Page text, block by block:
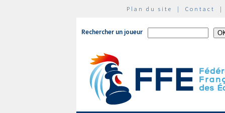
Plan du site | Contact |
Rechercher un joueur